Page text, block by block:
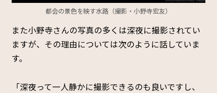
都会の景色を映す水路（撮影・小野寺宏友）
また小野寺さんの写真の多くは深夜に撮影されてい
ますが、その理由については次のように話していま
す。
「深夜って一人静かに撮影できるのも良いですし、